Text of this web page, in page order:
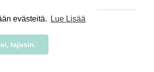
evästeitä. Lue Lisää
tajusin.